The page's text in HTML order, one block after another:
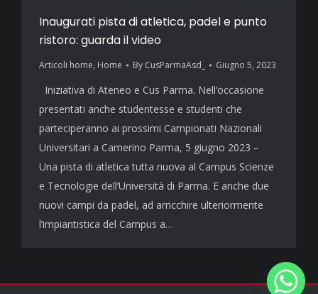
Inaugurati pista di atletica, padel e punto
ristoro: guarda il video
Articoli home, Home By CusParmaAsd_ Giugno 5, 2023
Iniziativa di Ateneo e Cus Parma. Nell’occasione
presentati anche studentesse e studenti che
parteciperanno ai prossimi Campionati Nazionali
Universitari a Camerino Parma, 5 giugno 2023 –
Una pista di atletica tutta nuova al Campus Scienze
e Tecnologie dell’Università di Parma. E anche due
nuovi campi da padel, ad arricchire ulteriormente
l’impiantistica del Campus a…